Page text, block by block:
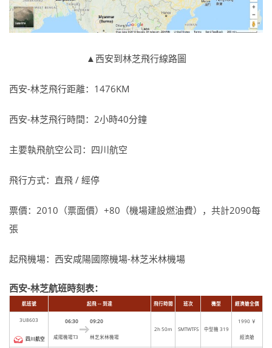
▲ 西安到林芝飛行線路圖
西安-林芝飛行距離：1476KM
西安-林芝飛行時間：2小時40分鐘
主要執飛航空公司：四川航空
飛行方式：直飛 / 經停
票價：2010（票面價）+80（機場建設燃油費），共計2090每
張
起飛機場：西安咸陽國際機場-林芝米林機場
西安-林芝航班時刻表：
航班號 起飛 -- 到達 飛行時間 班次 機型 經濟艙全價
3U8603
四川航空
06:30
咸陽機場T3
09:20
林芝米林機場
2h 50m SMTWTFS 中型機 319
1990 ￥
經濟艙